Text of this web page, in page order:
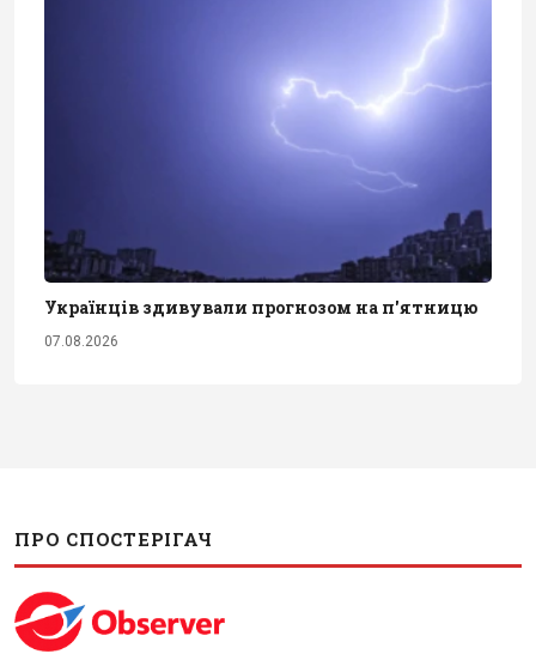
Українців здивували прогнозом на п'ятницю
07.08.2026
ПРО СПОСТЕРІГАЧ